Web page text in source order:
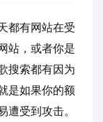
都有网站在受
站，或者你是
搜索都有因为
是如果你的额
受到攻击。